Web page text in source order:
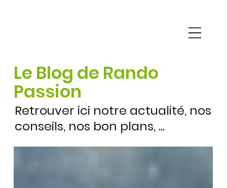
Le Blog de Rando
Passion
Retrouver ici notre actualité, nos
conseils, nos bon plans, ...